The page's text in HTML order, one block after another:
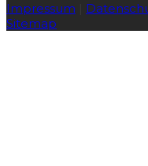
Impressum
Sitemap